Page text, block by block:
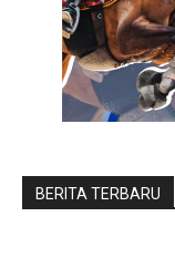
BERITA TERBARU